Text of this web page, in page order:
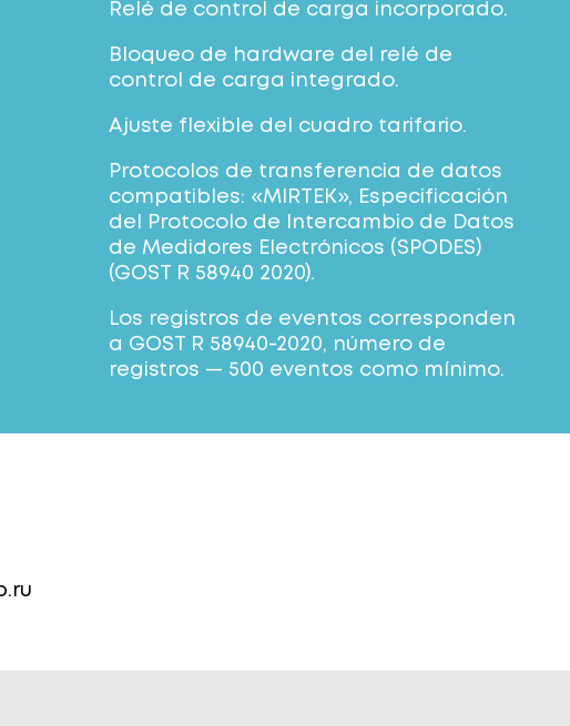
Relé de control de carga incorporado.
Bloqueo de hardware del relé de
control de carga integrado.
Ajuste flexible del cuadro tarifario.
Protocolos de transferencia de datos
compatibles: «MIRTEK», Especificación
del Protocolo de Intercambio de Datos
de Medidores Electrónicos (SPODES)
(GOST R 58940 2020).
Los registros de eventos corresponden
a GOST R 58940-2020, número de
registros — 500 eventos como mínimo.